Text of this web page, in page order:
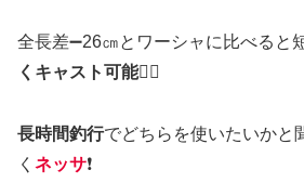
全長差➖26㎝とワーシャに比べると
くキャスト可能🙆‍♂️
長時間釣行でどちらを使いたいかと
く ネッサ❗️